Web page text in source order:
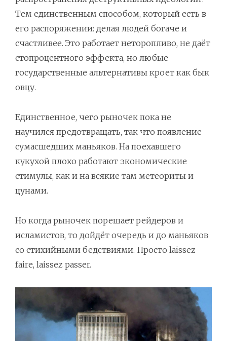
Тем единственным способом, который есть в
его распоряжении: делая людей богаче и
счастливее. Это работает неторопливо, не даёт
стопроцентного эффекта, но любые
государственные альтернативы кроет как бык
овцу.
Единственное, чего рыночек пока не
научился предотвращать, так что появление
сумасшедших маньяков. На поехавшего
кукухой плохо работают экономические
стимулы, как и на всякие там метеориты и
цунами.
Но когда рыночек порешает рейдеров и
исламистов, то дойдёт очередь и до маньяков
со стихийными бедствиями. Просто laissez
faire, laissez passer.